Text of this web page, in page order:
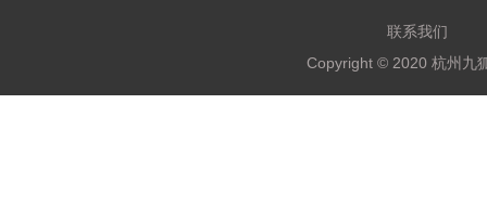
联系我们
Copyright © 2020 杭州九